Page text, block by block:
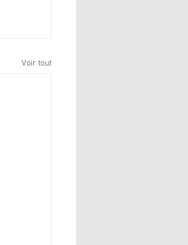
Voir tout